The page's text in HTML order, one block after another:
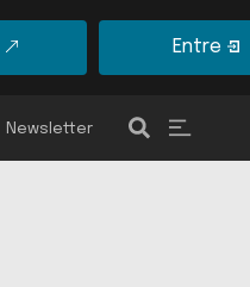
Entre
Newsletter